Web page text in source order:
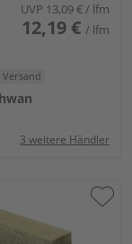
UVP 13,09 €/ lfm
12,19 € / lfm
3 weitere Händler